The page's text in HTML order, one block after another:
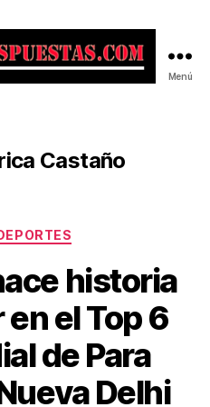
Menú
Castaño
Categorías
historia
el Top 6
de Para
Delhi